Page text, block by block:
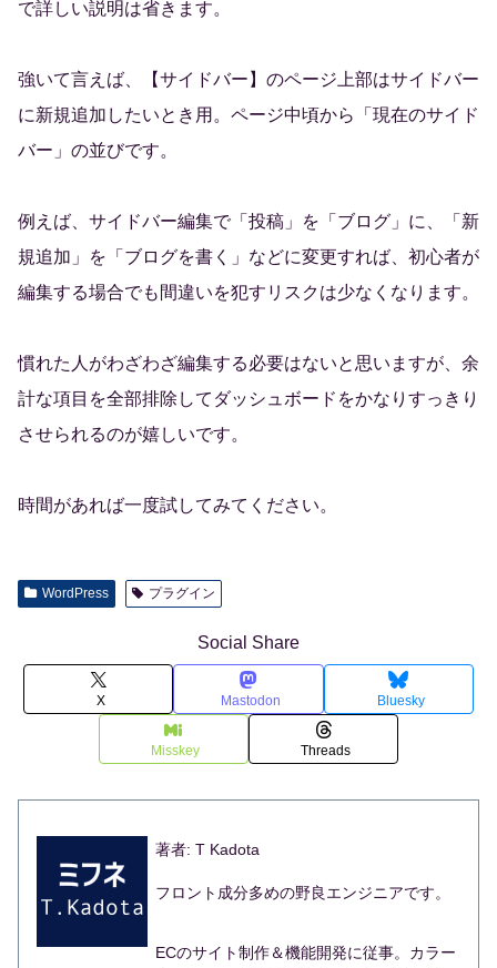
で詳しい説明は省きます。
強いて言えば、【サイドバー】のページ上部はサイドバー
に新規追加したいとき用。ページ中頃から「現在のサイド
バー」の並びです。
例えば、サイドバー編集で「投稿」を「ブログ」に、「新
規追加」を「ブログを書く」などに変更すれば、初心者が
編集する場合でも間違いを犯すリスクは少なくなります。
慣れた人がわざわざ編集する必要はないと思いますが、余
計な項目を全部排除してダッシュボードをかなりすっきり
させられるのが嬉しいです。
時間があれば一度試してみてください。
WordPress プラグイン
Social Share
X Mastodon Bluesky
Misskey Threads
著者: T Kadota
フロント成分多めの野良エンジニアです。
ECのサイト制作＆機能開発に従事。カラー